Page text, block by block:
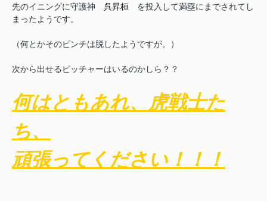
先のイニングに守護神 呉昇桓 を投入して満塁にまでされてし
まったようです。
（何とかそのピンチは脱したようですが。）
次から出せるピッチャーはいるのかしら？？
何はともあれ、虎戦士た
ち、
頑張ってください！！！